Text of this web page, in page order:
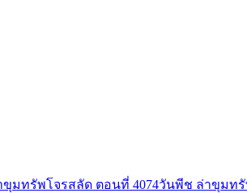
มทรัพโจรสลัด ตอนที่ 4074วันพีช ล่าขุมทรั